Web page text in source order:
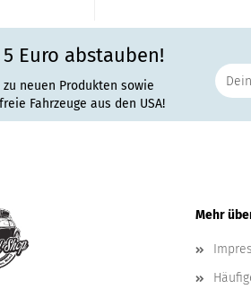
Euro abstauben!
neuen Produkten sowie
Fahrzeuge aus den USA!
Mehr